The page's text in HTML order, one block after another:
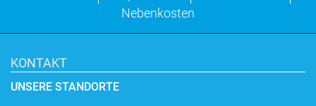
Nebenkosten
KONTAKT
UNSERE STANDORTE